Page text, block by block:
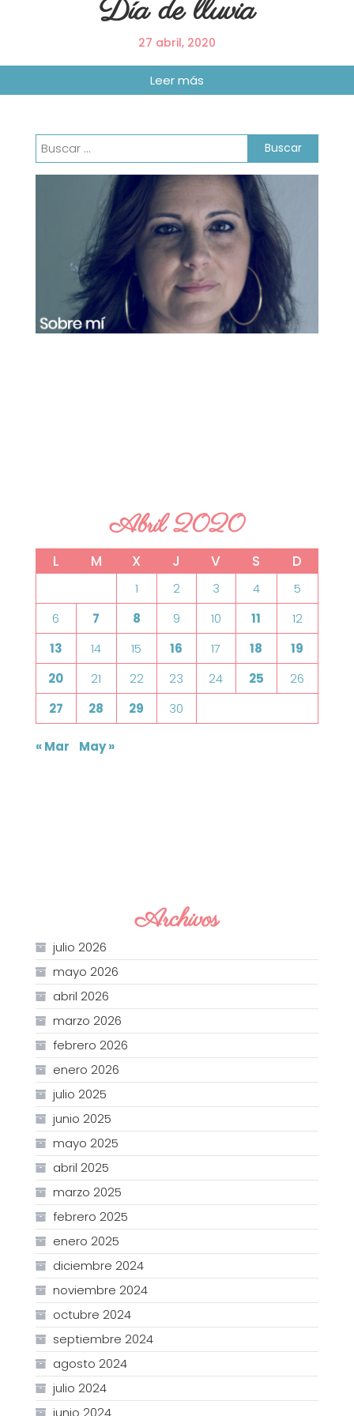
Día de lluvia
27 abril, 2020
Buscar:
Abril 2020
L M X J V S D
1 2 3 4
5
6
7 8 9 10 11
12
13
14 15 16 17 18
19
20
21 22 23 24 25
26
27
28 29 30
« Mar May »
Archivos
julio 2026
mayo 2026
abril 2026
marzo 2026
febrero 2026
enero 2026
julio 2025
junio 2025
mayo 2025
abril 2025
marzo 2025
febrero 2025
enero 2025
diciembre 2024
noviembre 2024
octubre 2024
septiembre 2024
agosto 2024
julio 2024